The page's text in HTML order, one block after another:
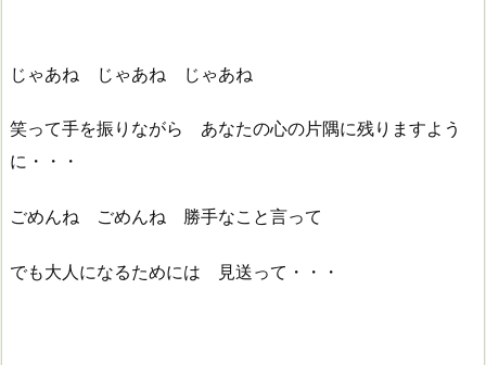
じゃあね じゃあね じゃあね
笑って手を振りながら あなたの心の片隅に残りますよう
に・・・
ごめんね ごめんね 勝手なこと言って
でも大人になるためには 見送って・・・